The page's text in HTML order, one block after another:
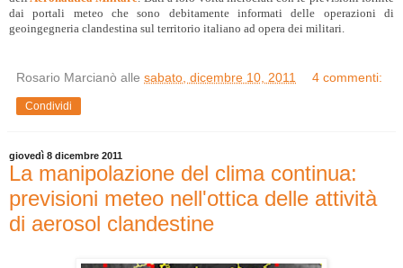
dai portali meteo che sono debitamente informati delle operazioni di
geoingegneria clandestina sul territorio italiano ad opera dei militari.
Rosario Marcianò alle sabato, dicembre 10, 2011 4 commenti:
Condividi
giovedì 8 dicembre 2011
La manipolazione del clima continua:
previsioni meteo nell'ottica delle attività
di aerosol clandestine